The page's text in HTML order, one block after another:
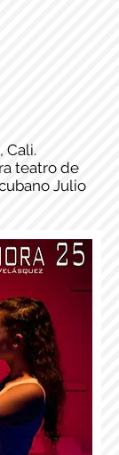
Cali.
teatro de
Julio